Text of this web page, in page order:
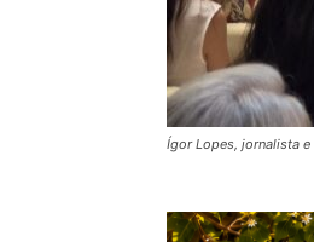
Ígor Lopes, jornalista